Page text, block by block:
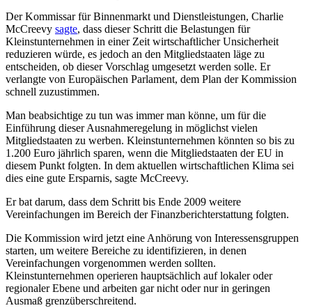
Der Kommissar für Binnenmarkt und Dienstleistungen, Charlie
McCreevy sagte, dass dieser Schritt die Belastungen für
Kleinstunternehmen in einer Zeit wirtschaftlicher Unsicherheit
reduzieren würde, es jedoch an den Mitgliedstaaten läge zu
entscheiden, ob dieser Vorschlag umgesetzt werden solle. Er
verlangte von Europäischen Parlament, dem Plan der Kommission
schnell zuzustimmen.
Man beabsichtige zu tun was immer man könne, um für die
Einführung dieser Ausnahmeregelung in möglichst vielen
Mitgliedstaaten zu werben. Kleinstunternehmen könnten so bis zu
1.200 Euro jährlich sparen, wenn die Mitgliedstaaten der EU in
diesem Punkt folgten. In dem aktuellen wirtschaftlichen Klima sei
dies eine gute Ersparnis, sagte McCreevy.
Er bat darum, dass dem Schritt bis Ende 2009 weitere
Vereinfachungen im Bereich der Finanzberichterstattung folgten.
Die Kommission wird jetzt eine Anhörung von Interessensgruppen
starten, um weitere Bereiche zu identifizieren, in denen
Vereinfachungen vorgenommen werden sollten.
Kleinstunternehmen operieren hauptsächlich auf lokaler oder
regionaler Ebene und arbeiten gar nicht oder nur in geringen
Ausmaß grenzüberschreitend.